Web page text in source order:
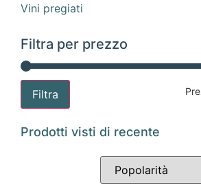
Vini pregiati
Filtra per prezzo
Filtra
Prodotti visti di recente